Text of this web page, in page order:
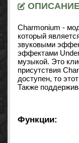
Charmonium -
который
звуковыми
эффектами
музыкой. Это
присутствия
доступен, то
Также
Функции: